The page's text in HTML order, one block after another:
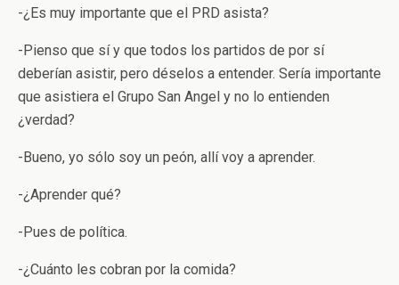
-¿Es muy importante que el PRD asista?
-Pienso que sí y que todos los partidos de por sí
deberían asistir, pero déselos a entender. Sería importante
que asistiera el Grupo San Angel y no lo entienden
¿verdad?
-Bueno, yo sólo soy un peón, allí voy a aprender.
-¿Aprender qué?
-Pues de política.
-¿Cuánto les cobran por la comida?